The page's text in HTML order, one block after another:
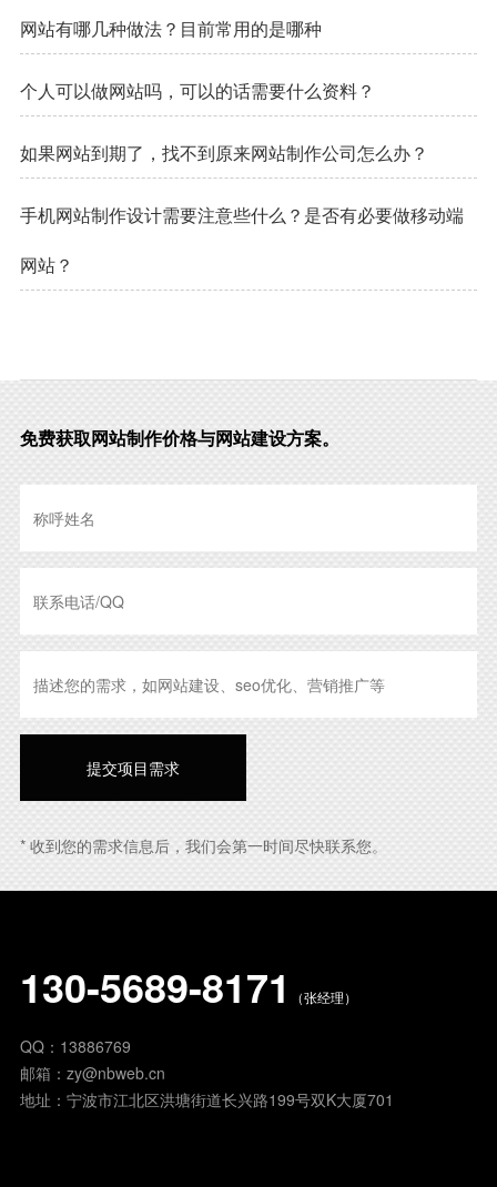
网站有哪几种做法？目前常用的是哪种
个人可以做网站吗，可以的话需要什么资料？
如果网站到期了，找不到原来网站制作公司怎么办？
手机网站制作设计需要注意些什么？是否有必要做移动端
网站？
免费获取网站制作价格与网站建设方案。
* 收到您的需求信息后，我们会第一时间尽快联系您。
130-5689-8171 （张经理）
QQ： 13886769
邮箱： zy@nbweb.cn
地址：宁波市江北区洪塘街道长兴路199号双K大厦701